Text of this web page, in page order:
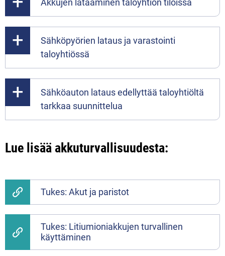
Sähköpyörien lataus ja varastointi
taloyhtiössä
Sähköauton lataus edellyttää taloyhtiöltä
tarkkaa suunnittelua
Lue lisää akkuturvallisuudesta:
Tukes: Akut ja paristot
Tukes: Litiumioniakkujen turvallinen
käyttäminen